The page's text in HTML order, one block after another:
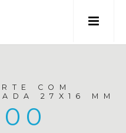
COM
27X16 MM